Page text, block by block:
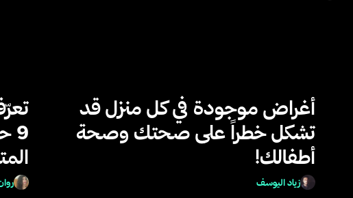
أغراض موجودة في كل منزل قد
تشكل خطراً على صحتك وصحة
أطفالك!
زياد اليوسف